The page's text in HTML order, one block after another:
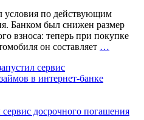
условия по действующим
Банком был снижен размер
взноса: теперь при покупке
он составляет …
досрочного погашения